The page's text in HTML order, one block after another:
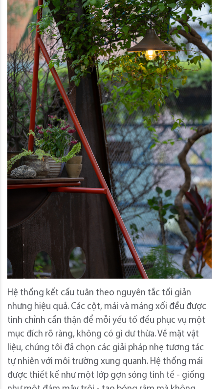
Hệ thống kết cấu tuân theo nguyên tắc tối giản
nhưng hiệu quả. Các cột, mái và máng xối đều được
tinh chỉnh cẩn thận để mỗi yếu tố đều phục vụ một
mục đích rõ ràng, không có gì dư thừa. Về mặt vật
liệu, chúng tôi đã chọn các giải pháp nhẹ tương tác
tự nhiên với môi trường xung quanh. Hệ thống mái
được thiết kế như một lớp gợn sóng tinh tế - giống